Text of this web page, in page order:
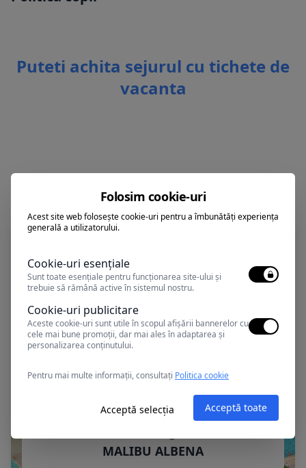
Puteti achita sejurul cu tichete de
vacanta
Alte oferte în Albena
MALIBU ALBENA
Folosim cookie-uri
Acest site web folosește cookie-uri pentru a îmbunătăți experiența
generală a utilizatorului.
Cookie-uri esențiale
Sunt toate esențiale pentru funcționarea site-ului și
trebuie să rămână active în sistemul nostru.
Cookie-uri publicitare
Aceste cookie-uri sunt utile în scopul afișării bannerelor cu
cele mai bune promoții, dar mai ales în adaptarea și
personalizarea conținutului.
Pentru mai multe informații, consultați Politica cookie
Acceptă selecția Acceptă toate